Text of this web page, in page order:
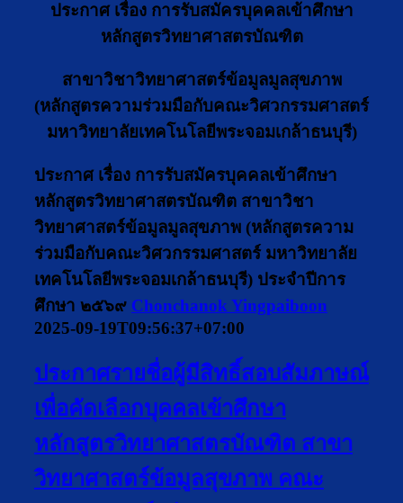
ประกาศ เรื่อง การรับสมัครบุคคลเข้าศึกษา
หลักสูตรวิทยาศาสตรบัณฑิต
สาขาวิชาวิทยาศาสตร์ข้อมูลมูลสุขภาพ
(หลักสูตรความร่วมมือกับคณะวิศวกรรมศาสตร์
มหาวิทยาลัยเทคโนโลยีพระจอมเกล้าธนบุรี)
ประกาศ เรื่อง การรับสมัครบุคคลเข้าศึกษา
หลักสูตรวิทยาศาสตรบัณฑิต สาขาวิชา
วิทยาศาสตร์ข้อมูลมูลสุขภาพ (หลักสูตรความ
ร่วมมือกับคณะวิศวกรรมศาสตร์ มหาวิทยาลัย
เทคโนโลยีพระจอมเกล้าธนบุรี) ประจำปีการ
ศึกษา ๒๕๖๙ Chonchanok Yingpaiboon
2025-09-19T09:56:37+07:00
ประกาศรายชื่อผู้มีสิทธิ์สอบสัมภาษณ์
เพื่อคัดเลือกบุคคลเข้าศึกษา
หลักสูตรวิทยาศาสตรบัณฑิต สาขา
วิทยาศาสตร์ข้อมูลสุขภาพ คณะ